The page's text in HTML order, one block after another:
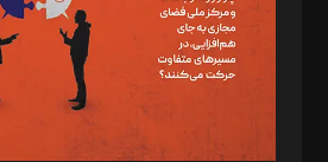
طراح یونیفرم: مجید توکلی
فیلمبرداری و عکاسی: امیر شفیعی، مانی لطفی
گرافیک و صفحه‌آرایی: سید‌سبحان‌علی ثابت
مد‌یر توسعه تجاری: کامبیز برید‌
امور مالی: شاپور رهبری، محمد‌ کاظمی‌نیا